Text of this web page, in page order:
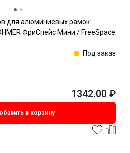
для алюминиевых рамок
ФриСпейс Мини / FreeSpace
Под заказ
1342.00 ₽
в корзину